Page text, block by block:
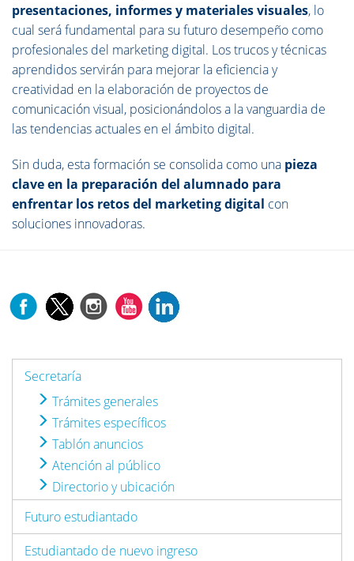
presentaciones, informes y materiales visuales, lo
cual será fundamental para su futuro desempeño como
profesionales del marketing digital. Los trucos y técnicas
aprendidos servirán para mejorar la eficiencia y
creatividad en la elaboración de proyectos de
comunicación visual, posicionándolos a la vanguardia de
las tendencias actuales en el ámbito digital.
Sin duda, esta formación se consolida como una pieza
clave en la preparación del alumnado para
enfrentar los retos del marketing digital con
soluciones innovadoras.
Secretaría
Trámites generales
Trámites específicos
Tablón anuncios
Atención al público
Directorio y ubicación
Futuro estudiantado
Estudiantado de nuevo ingreso